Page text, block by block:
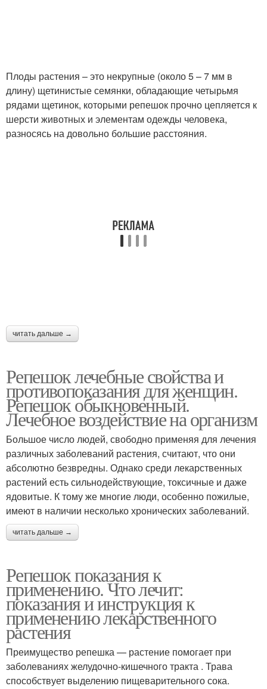
Плоды растения – это некрупные (около 5 – 7 мм в
длину) щетинистые семянки, обладающие четырьмя
рядами щетинок, которыми репешок прочно цепляется к
шерсти животных и элементам одежды человека,
разносясь на довольно большие расстояния.
читать дальше →
Репешок лечебные свойства и
противопоказания для женщин.
Репешок обыкновенный.
Лечебное воздействие на организм
Большое число людей, свободно применяя для лечения
различных заболеваний растения, считают, что они
абсолютно безвредны. Однако среди лекарственных
растений есть сильнодействующие, токсичные и даже
ядовитые. К тому же многие люди, особенно пожилые,
имеют в наличии несколько хронических заболеваний.
читать дальше →
Репешок показания к
применению. Что лечит:
показания и инструкция к
применению лекарственного
растения
Преимущество репешка — растение помогает при
заболеваниях желудочно-кишечного тракта . Трава
способствует выделению пищеварительного сока.